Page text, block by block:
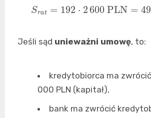
S at=192 2600 PLN=499
Jeśli sąd unieważni umowę, to:
kredytobiorca ma
000 PLN (kapitał),
bank ma zwrócić